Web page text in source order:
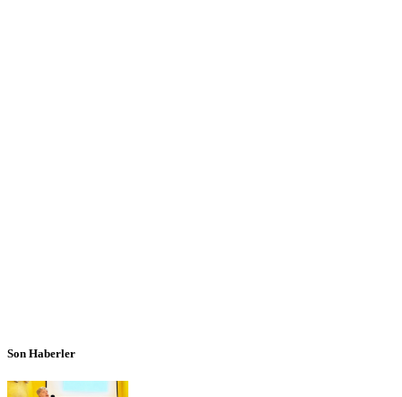
Son Haberler